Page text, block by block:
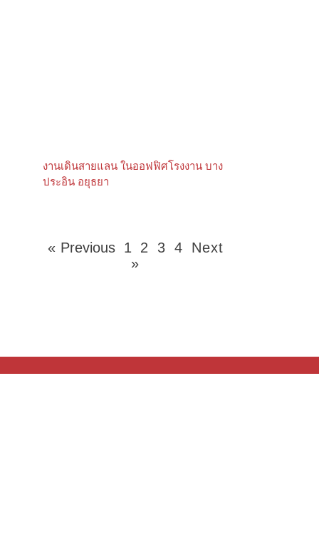
งานเดินสายแลน ในออฟฟิศโรงงาน บาง
ประอิน อยุธยา
« Previous 1 2 3 4
Next
»